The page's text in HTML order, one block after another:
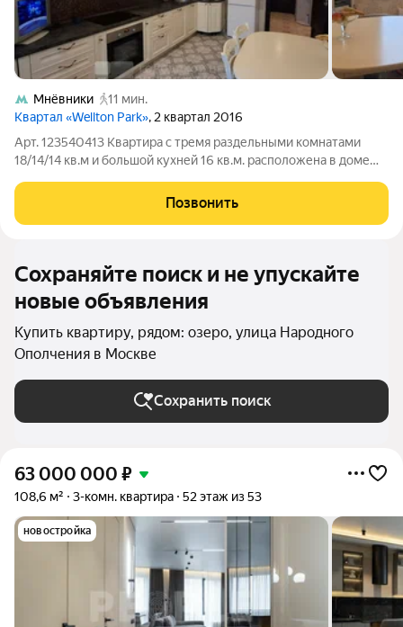
Мнёвники
11 мин.
Квартал «Wellton Park», 2 квартал 2016
Арт. 123540413 Квартира с тремя раздельными комнатами
18/14/14 кв.м и большой кухней 16 кв.м. расположена в доме
охраняемой территорией. Квартира видовая! Три окна
квартиры выходят в тихий
Позвонить
Сохраняйте поиск и не упускайте
новые объявления
Купить квартиру, рядом: озеро, улица Народного
Ополчения в Москве
Сохранить поиск
63 000 000 ₽
108,6 м² 3-комн. квартира 52 этаж из 53
новостройка